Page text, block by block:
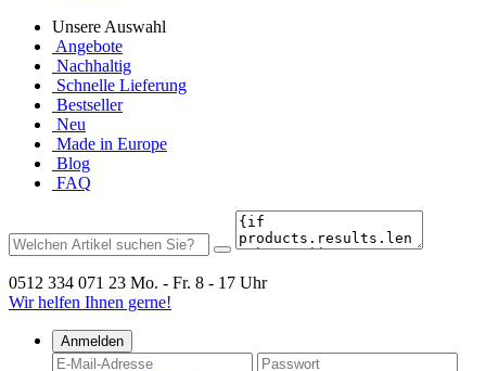
Unsere Auswahl
Angebote
Nachhaltig
Schnelle Lieferung
Bestseller
Neu
Made in Europe
Blog
FAQ
0512 334 071 23 Mo. - Fr. 8 - 17 Uhr
Wir helfen Ihnen gerne!
Anmelden